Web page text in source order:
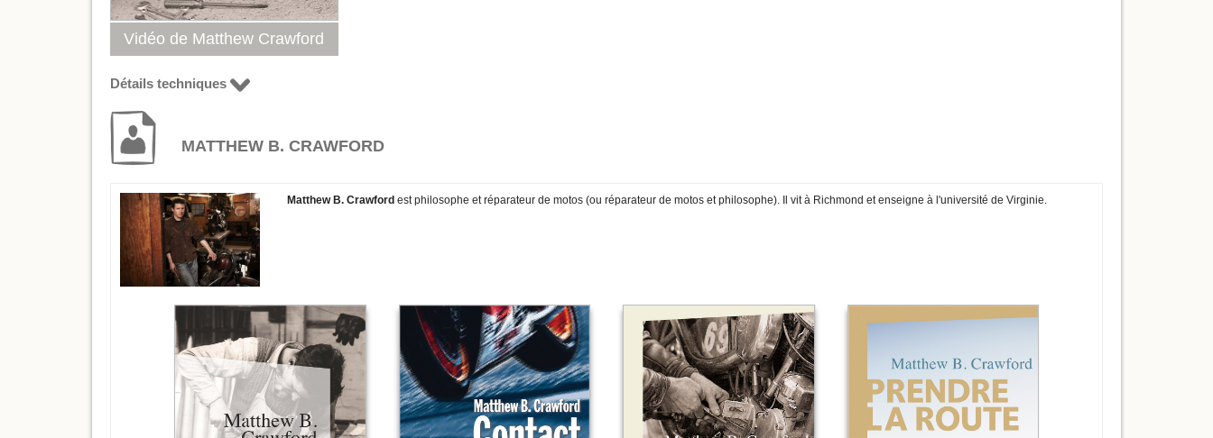
Vidéo de Matthew Crawford
Détails techniques
MATTHEW B. CRAWFORD
Matthew B. Crawford est philosophe et réparateur de motos (ou réparateur de motos et philosophe). Il vit à Richmond et enseigne à l'université de Virginie.